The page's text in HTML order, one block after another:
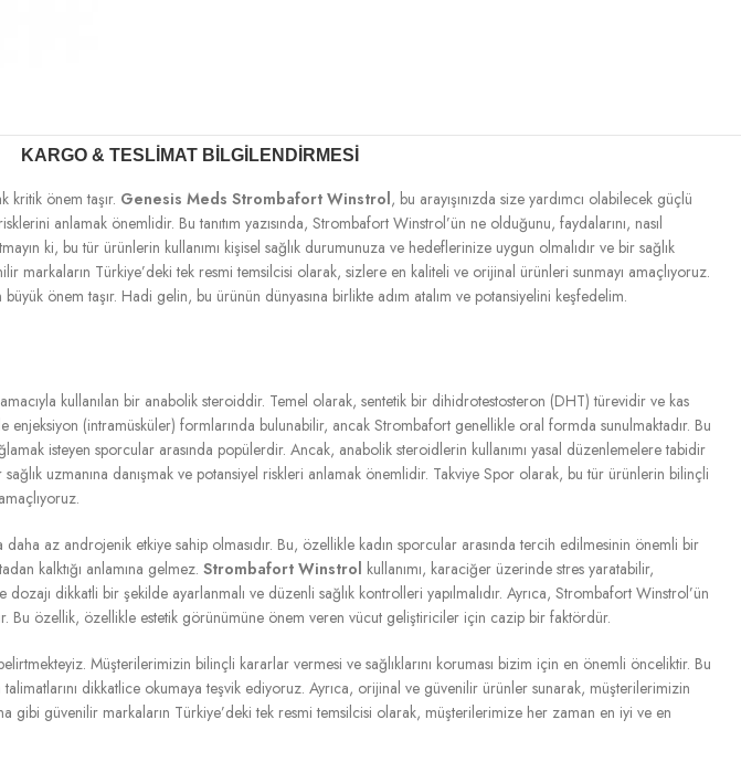
KARGO & TESLIMAT BILGILENDIRMESI
kritik önem taşır. Genesis Meds Strombafort Winstrol, bu arayışınızda size yardımcı olabilecek güçlü
anlamak önemlidir. Bu tanıtım yazısında, Strombafort Winstrol’ün ne olduğunu, faydalarını, nasıl
ki, bu tür ürünlerin kullanımı kişisel sağlık durumunuza ve hedeflerinize uygun olmalıdır ve bir sağlık
Türkiye’deki tek resmi temsilcisi olarak, sizlere en kaliteli ve orijinal ürünleri sunmayı amaçlıyoruz.
önem taşır. Hadi gelin, bu ürünün dünyasına birlikte adım atalım ve potansiyelini keşfedelim.
kullanılan bir anabolik steroiddir. Temel olarak, sentetik bir dihidrotestosteron (DHT) türevidir ve kas
enjeksiyon (intramüsküler) formlarında bulunabilir, ancak Strombafort genellikle oral formda sunulmaktadır. Bu
isteyen sporcular arasında popülerdir. Ancak, anabolik steroidlerin kullanımı yasal düzenlemelere tabidir
uzmanına danışmak ve potansiyel riskleri anlamak önemlidir. Takviye Spor olarak, bu tür ürünlerin bilinçli
az androjenik etkiye sahip olmasıdır. Bu, özellikle kadın sporcular arasında tercih edilmesinin önemli bir
kalktığı anlamına gelmez. Strombafort Winstrol kullanımı, karaciğer üzerinde stres yaratabilir,
dikkatli bir şekilde ayarlanmalı ve düzenli sağlık kontrolleri yapılmalıdır. Ayrıca, Strombafort Winstrol’ün
Bu özellik, özellikle estetik görünümüne önem veren vücut geliştiriciler için cazip bir faktördür.
Müşterilerimizin bilinçli kararlar vermesi ve sağlıklarını koruması bizim için en önemli önceliktir. Bu
dikkatlice okumaya teşvik ediyoruz. Ayrıca, orijinal ve güvenilir ürünler sunarak, müşterilerimizin
gibi güvenilir markaların Türkiye’deki tek resmi temsilcisi olarak, müşterilerimize her zaman en iyi ve en